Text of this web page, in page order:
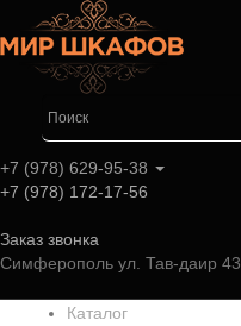
+7 (978) 629-95-38
+7 (978) 172-17-56
Заказ звонка
Симферополь ул. Тав-даир 43
Каталог